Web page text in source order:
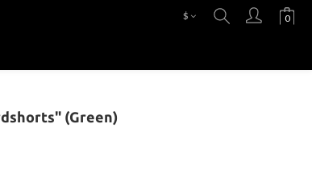
$
(Green)